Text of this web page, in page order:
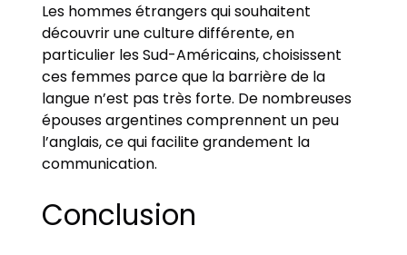
Les hommes étrangers qui souhaitent
découvrir une culture différente, en
particulier les Sud-Américains, choisissent
ces femmes parce que la barrière de la
langue n’est pas très forte. De nombreuses
épouses argentines comprennent un peu
l’anglais, ce qui facilite grandement la
communication.
Conclusion